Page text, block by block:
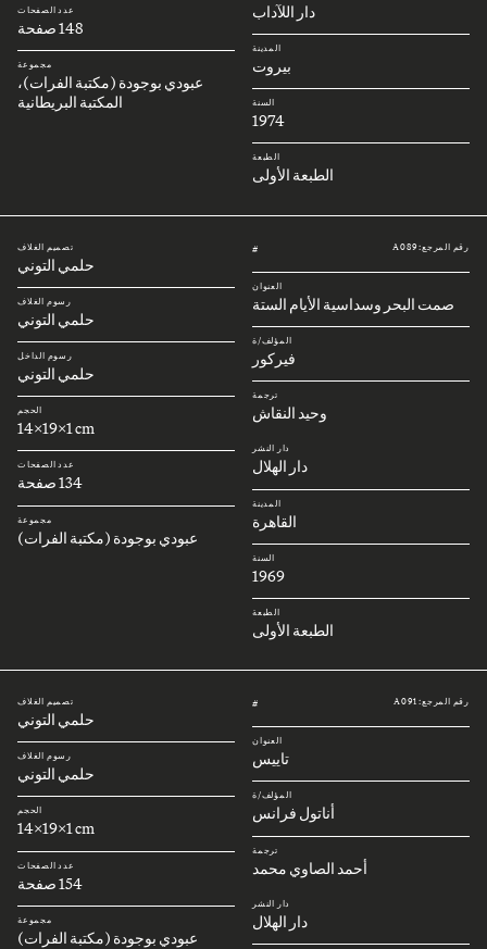
دار اللآداب
المدينة
بيروت
السنة
1974
الطبعة
الطبعة الأولى
عدد الصفحات
148 صفحة
مجموعة
عبودي بوجودة (مكتبة الفرات)،
المكتبة البريطانية
رقم المرجع: A089 #
العنوان
صمت البحر وسداسية الأيام الستة
المؤلف/ة
فيركور
ترجمة
وحيد النقاش
دار النشر
دار الهلال
المدينة
القاهرة
السنة
1969
الطبعة
الطبعة الأولى
تصميم الغلاف
حلمي التوني
رسوم الغلاف
حلمي التوني
رسوم الداخل
حلمي التوني
الحجم
14x19x1 cm
عدد الصفحات
134 صفحة
مجموعة
عبودي بوجودة (مكتبة الفرات)
رقم المرجع: A091 #
العنوان
تاييس
المؤلف/ة
أناتول فرانس
ترجمة
أحمد الصاوي محمد
دار النشر
دار الهلال
تصميم الغلاف
حلمي التوني
رسوم الغلاف
حلمي التوني
الحجم
14x19x1 cm
عدد الصفحات
154 صفحة
مجموعة
عبودي بوجودة (مكتبة الفرات)